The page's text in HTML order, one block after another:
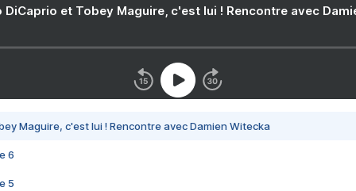
DiCaprio et Tobey Maguire, c'est lui ! Rencontre avec
Maguire, c'est lui ! Rencontre avec Damien Witecka
6
5